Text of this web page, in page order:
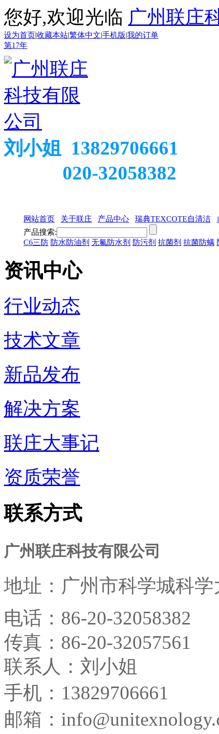
您好,欢迎光临 广州联庄
设为首页|收藏本站|繁体中文|手机版|我的订单
第17年
刘小姐 13829706661
020-32058382
网站首页 关于联庄 产品中心 瑞典TEXCOTE自清洁
产品搜索:
C6三防 防水防油剂 无氟防水剂 防污剂 抗菌剂 抗菌防螨
资讯中心
行业动态
技术文章
新品发布
解决方案
联庄大事记
资质荣誉
联系方式
广州联庄科技有限公司
地址： 广州市科学城科
电话： 86-20-32058382
传真： 86-20-32057561
联系人：刘小姐
手机：13829706661
邮箱：